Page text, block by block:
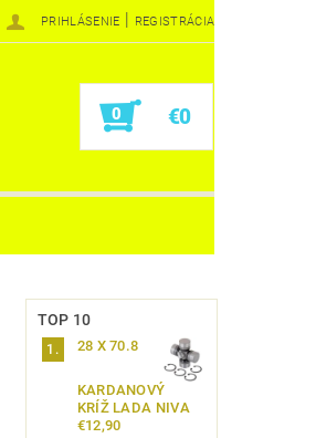
PRIHLÁSENIE | REGISTRÁCIA
0 €0
TOP 10
28 X 70.8
KARDANOVÝ
KRÍŽ LADA NIVA
€12,90